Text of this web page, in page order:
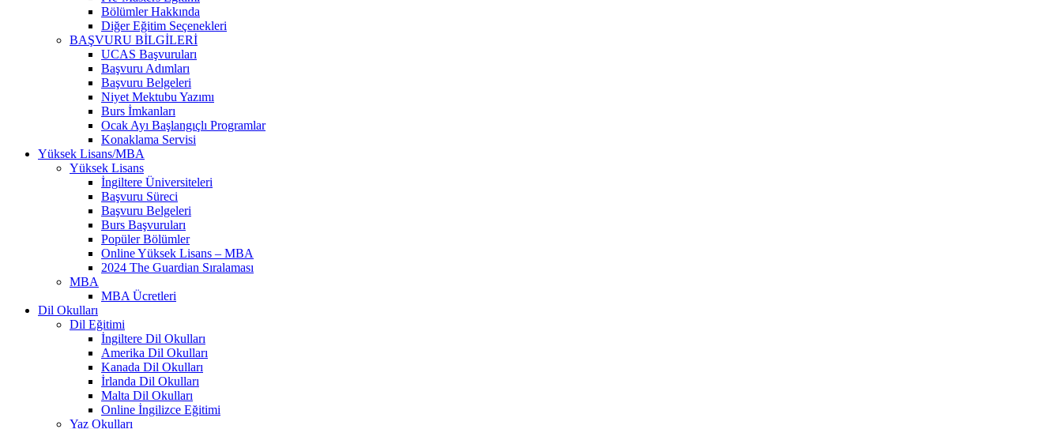
Bölümler Hakkında
Diğer Eğitim Seçenekleri
BAŞVURU BİLGİLERİ
UCAS Başvuruları
Başvuru Adımları
Başvuru Belgeleri
Niyet Mektubu Yazımı
Burs İmkanları
Ocak Ayı Başlangıçlı Programlar
Konaklama Servisi
Yüksek Lisans/MBA
Yüksek Lisans
İngiltere Üniversiteleri
Başvuru Süreci
Başvuru Belgeleri
Burs Başvuruları
Popüler Bölümler
Online Yüksek Lisans – MBA
2024 The Guardian Sıralaması
MBA
MBA Ücretleri
Dil Okulları
Dil Eğitimi
İngiltere Dil Okulları
Amerika Dil Okulları
Kanada Dil Okulları
İrlanda Dil Okulları
Malta Dil Okulları
Online İngilizce Eğitimi
Yaz Okulları